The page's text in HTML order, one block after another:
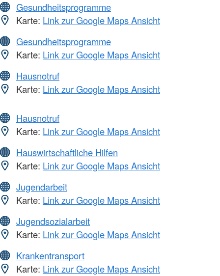
Gesundheitsprogramme
Karte: Link zur Google Maps Ansicht
Gesundheitsprogramme
Karte: Link zur Google Maps Ansicht
Hausnotruf
Karte: Link zur Google Maps Ansicht
Hausnotruf
Karte: Link zur Google Maps Ansicht
Hauswirtschaftliche Hilfen
Karte: Link zur Google Maps Ansicht
Jugendarbeit
Karte: Link zur Google Maps Ansicht
Jugendsozialarbeit
Karte: Link zur Google Maps Ansicht
Krankentransport
Karte: Link zur Google Maps Ansicht